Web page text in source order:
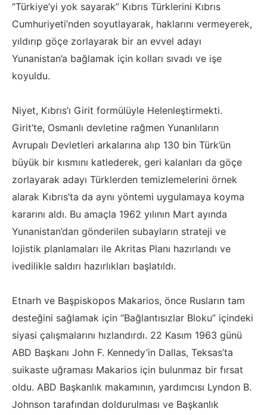
“Türkiye’yi yok sayarak” Kıbrıs Türklerini Kıbrıs
Cumhuriyeti’nden soyutlayarak, haklarını vermeyerek,
yıldırıp göçe zorlayarak bir an evvel adayı
Yunanistan’a bağlamak için kolları sıvadı ve işe
koyuldu.
Niyet, Kıbrıs’ı Girit formülüyle Helenleştirmekti.
Girit’te, Osmanlı devletine rağmen Yunanlıların
Avrupalı Devletleri arkalarına alıp 130 bin Türk’ün
büyük bir kısmını katlederek, geri kalanları da göçe
zorlayarak adayı Türklerden temizlemelerini örnek
alarak Kıbrıs’ta da aynı yöntemi uygulamaya koyma
kararını aldı. Bu amaçla 1962 yılının Mart ayında
Yunanistan’dan gönderilen subayların strateji ve
lojistik planlamaları ile Akritas Planı hazırlandı ve
ivedilikle saldırı hazırlıkları başlatıldı.
Etnarh ve Başpiskopos Makarios, önce Rusların tam
desteğini sağlamak için “Bağlantısızlar Bloku” içindeki
siyasi çalışmalarını hızlandırdı. 22 Kasım 1963 günü
ABD Başkanı John F. Kennedy’in Dallas, Teksas’ta
suikaste uğraması Makarios için bulunmaz bir fırsat
oldu. ABD Başkanlık makamının, yardımcısı Lyndon B.
Johnson tarafından doldurulması ve Başkanlık